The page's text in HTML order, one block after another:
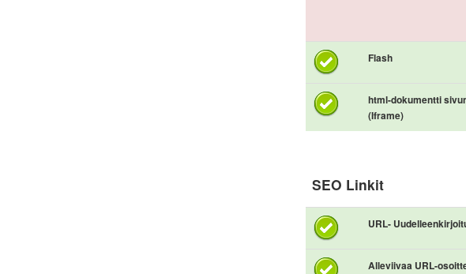
Flash
html-dokumentti
(Iframe)
SEO Linkit
URL-
Alleviivaa URL-